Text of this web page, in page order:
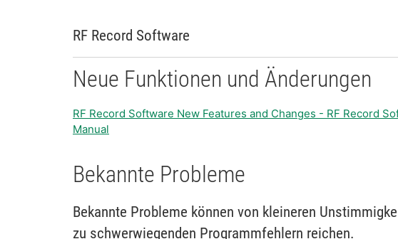
RF Record Software
Neue Funktionen und Änderungen
RF Record Software New Features and Changes - RF Record
Manual
Bekannte Probleme
Bekannte Probleme können von kleineren
zu schwerwiegenden Programmfehlern reichen.